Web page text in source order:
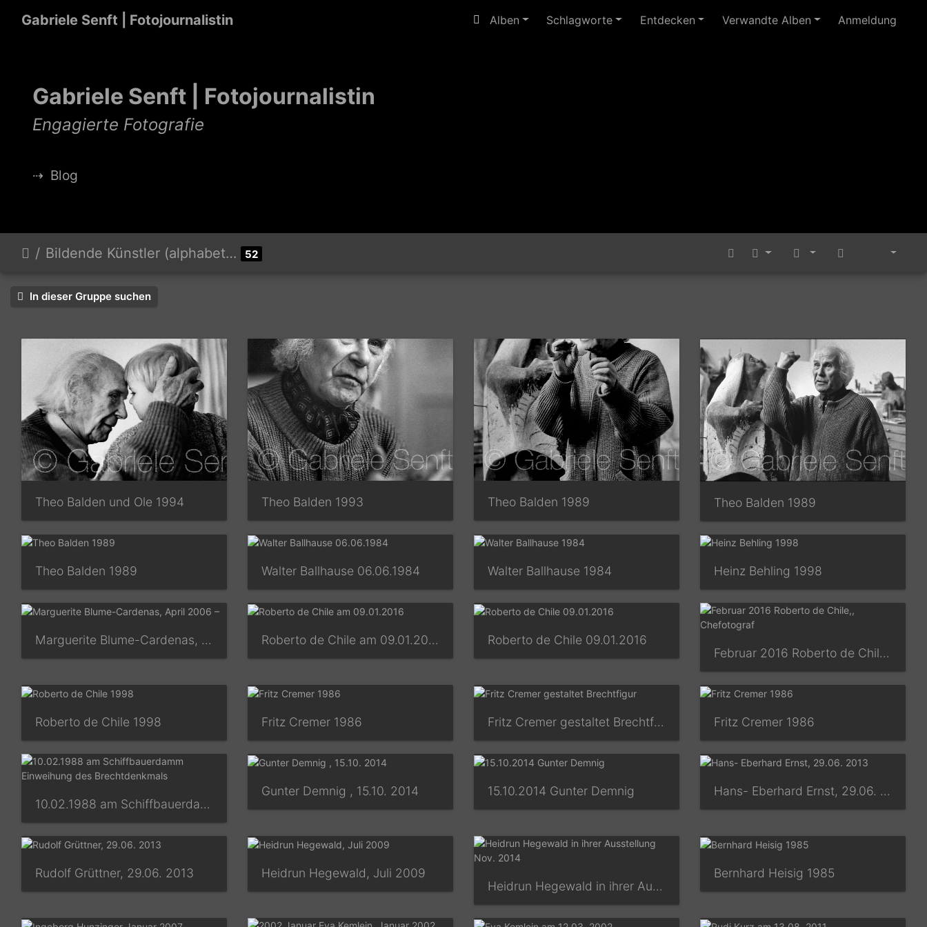
Gabriele Senft | Fotojournalistin Alben Schlagworte Entdecken Verwandte Alben Anmeldung
Gabriele Senft | Fotojournalistin
Engagierte Fotografie
⇢ Blog
Bildende Künstler (alphabetisch) 52
In dieser Gruppe suchen
Theo Balden und Ole 1994 Theo Balden 1993 Theo Balden 1989 Theo Balden 1989
Theo Balden 1989 Walter Ballhause 06.06.1984 Walter Ballhause 1984 Heinz Behling 1998
Marguerite Blume-Cardenas, April 2006 – Roberto de Chile am 09.01.2016
Roberto de Chile 09.01.2016
Februar 2016 Roberto de Chile,, Chefotograf
Roberto de Chile 1998 Fritz Cremer 1986 Fritz Cremer gestaltet Brechtfigur Fritz Cremer 1986
10.02.1988 am Schiffbauerdamm Einweihung des Brechtdenkmals
Gunter Demnig , 15.10. 2014 15.10.2014 Gunter Demnig Hans- Eberhard Ernst, 29.06. 2013
Rudolf Grüttner, 29.06. 2013
Heidrun Hegewald, Juli 2009
Heidrun Hegewald in ihrer Ausstellung Nov. 2014
Bernhard Heisig 1985